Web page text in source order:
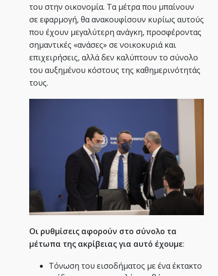
του στην οικονομία. Τα μέτρα που μπαίνουν
σε εφαρμογή, θα ανακουφίσουν κυρίως αυτούς
που έχουν μεγαλύτερη ανάγκη, προσφέροντας
σημαντικές «ανάσες» σε νοικοκυριά και
επιχειρήσεις, αλλά δεν καλύπτουν το σύνολο
του αυξημένου κόστους της καθημερινότητάς
τους.
Οι ρυθμίσεις αφορούν στο σύνολο τα
μέτωπα της ακρίβειας για αυτό έχουμε:
Τόνωση του εισοδήματος με ένα έκτακτο